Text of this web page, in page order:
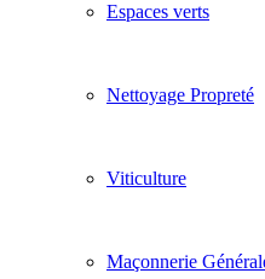
Espaces verts
Nettoyage Propreté
Viticulture
Maçonnerie